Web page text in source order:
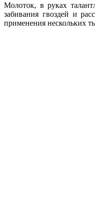
Молоток, в руках
забивания гвоздей и
применения нескольких